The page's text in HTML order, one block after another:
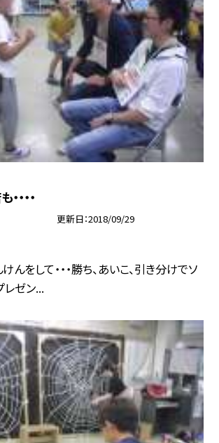
・・・
更新日 2018/09/29
んをして・・・勝ち、あいこ、引き分けでソ
レゼン...